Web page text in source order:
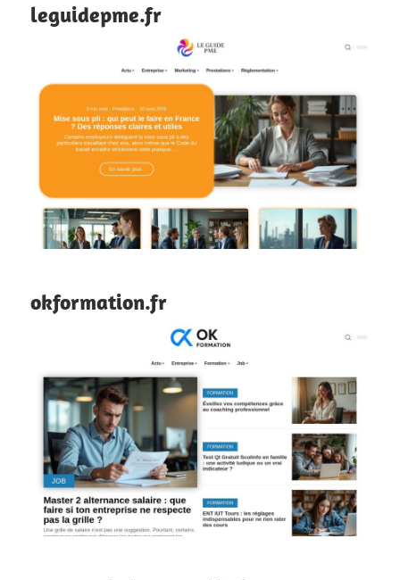
leguidepme.fr
okformation.fr